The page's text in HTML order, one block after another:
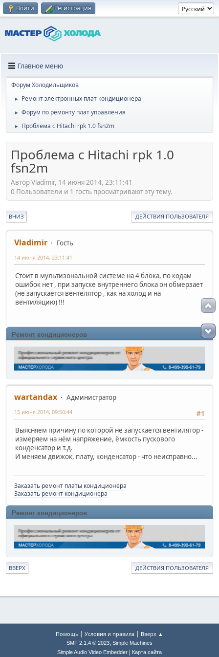
Войти Регистрация
Главное меню
Форум Холодильщиков
► Ремонт электронных плат кондиционера
► Форум по ремонту плат управления
► Проблема с Hitachi rpk 1.0 fsn2m
Проблема с Hitachi rpk 1.0
fsn2m
Автор Vladimir, 14 июня 2014, 23:11:41
0 Пользователи и 1 гость просматривают эту тему.
ВНИЗ ДЕЙСТВИЯ ПОЛЬЗОВАТЕЛЯ
Vladimir Гость
14 июня 2014, 23:11:41
Стоит в мультизональной системе на 4 блока, по кодам
ошибок нет , при запуске внутреннего блока он обмерзает
(не запускается вентелятор , как на холод и на
вентиляцию) !!!
Ремонт кондиционеров
wartandax
Администратор
#1
15 июня 2014, 09:50:44
Выясняем причину по которой не запускается вентилятор -
измеряем на нём напряжение, ёмкость пускового
конденсатор и т.д.
И меняем движок, плату, конденсатор - что неисправно...
Заказать ремонт платы кондиционера
Заказать ремонт кондиционера
Ремонт кондиционеров
ВВЕРХ ДЕЙСТВИЯ ПОЛЬЗОВАТЕЛЯ
Помощь | Условия и правила | Вверх ▲
SMF 2.1.4 © 2023, Simple Machines
Simple Audio Video Embedder
Карта сайта